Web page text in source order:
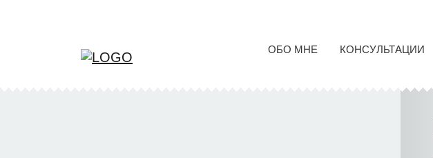
ОБО МНЕ КОНСУЛЬТАЦИИ